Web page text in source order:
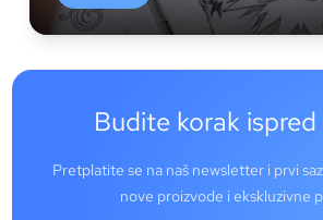
Budite korak
Pretplatite se na naš newsletter i prvi
nove proizvode i ekskluzivne